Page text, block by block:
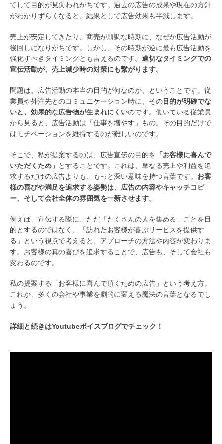
てして目的が見失われがちです。過去の広告の成果や現在の方針
がわかりずらくなると、結果として広告効果も半減します。
売上が安定してきたり、商売が順調な時期に、なぜか広告活動が
後回しになりがちです。しかし、その時期が逆に最も広告活動を
強化すべきタイミングとも言えるのです。 適切なタイミングでの
宣伝活動が、売上減少時の対策にも繋がります。
問題は、広告活動の本当の目的が何なのか、ということです。従
業員や外注先とのコミュニケーション時に、その目的が明確でな
いと、効果的な広告物が生まれにくいのです。働いている従業員
から見ると、広告活動は「仕事を増やす」もの。その目的だけで
はモチベーションを維持するのが難しいのです。
そこで、私が提案するのは、広告宣伝の目的を 「お客様に喜んで
いただくため」 とすることです。これは、単なる売上や利益を追
求するだけの広告よりも、もっと深い意味を持つ言葉です。 お客
様の喜びや満足を追求する姿勢は、広告の内容やキャッチコピ
ー、そして会社全体の雰囲気を一新させます。
例えば、宣伝する際に、ただ「たくさんの人を集める」ことを目
的とするのではなく、「訪れたお客様が喜ぶサービスを提供す
る」という視点で考えると、アプローチの方法や内容が変わりま
す。お客様の真の喜びを追求することで、広告も、そして会社も
変わるのです。
私の提案する「お客様に喜んで頂くための広告」という考え方。
これが、多くの会社や事業を劇的に変える魔法の言葉となるでし
ょう。
詳細と続きはYoutubeボイスブログでチェック！